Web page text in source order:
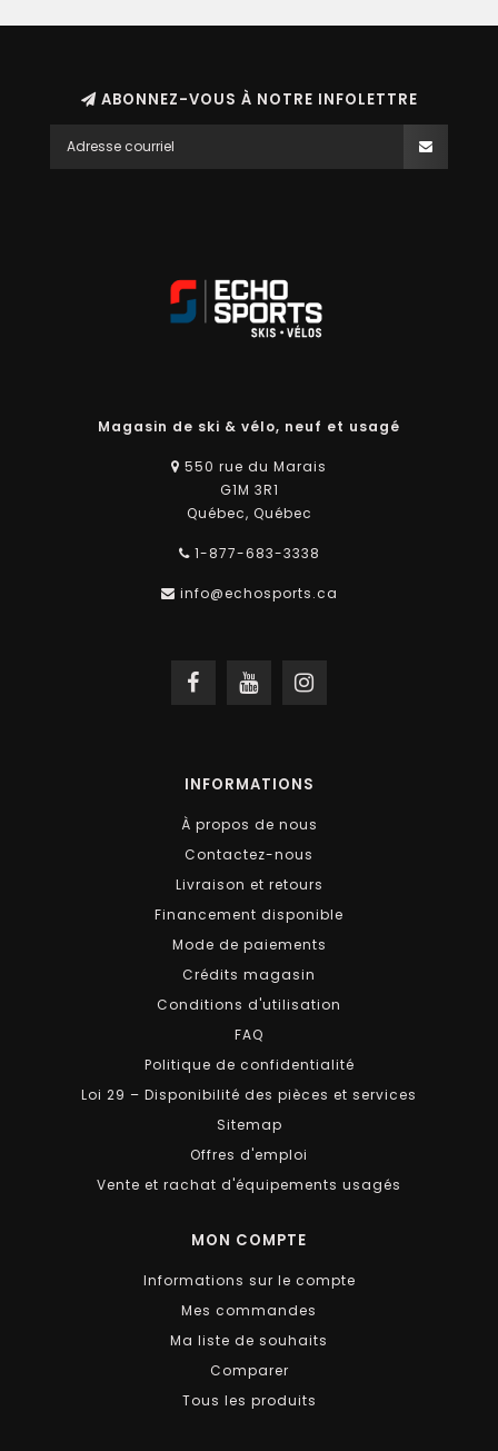
ABONNEZ-VOUS À NOTRE INFOLETTRE
Magasin de ski & vélo, neuf et usagé
550 rue du Marais
G1M 3R1
Québec, Québec
1-877-683-3338
info@echosports.ca
INFORMATIONS
À propos de nous
Contactez-nous
Livraison et retours
Financement disponible
Mode de paiements
Crédits magasin
Conditions d'utilisation
FAQ
Politique de confidentialité
Loi 29 – Disponibilité des pièces et services
Sitemap
Offres d'emploi
Vente et rachat d'équipements usagés
MON COMPTE
Informations sur le compte
Mes commandes
Ma liste de souhaits
Comparer
Tous les produits